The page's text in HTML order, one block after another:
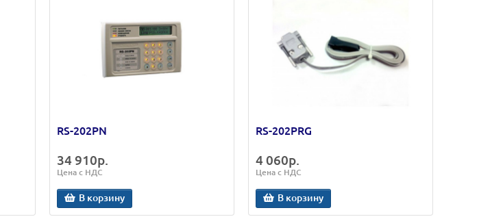
RS-202PN
34 910р.
Цена с НДС
В корзину
RS-202PRG
4 060р.
Цена с НДС
В корзину